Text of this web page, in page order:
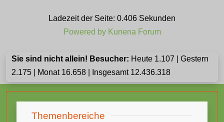
Ladezeit der Seite: 0.406 Sekunden
Powered by Kunena Forum
Sie sind nicht allein! Besucher: Heute 1.107 | Gestern
2.175 | Monat 16.658 | Insgesamt 12.436.318
Themenbereiche